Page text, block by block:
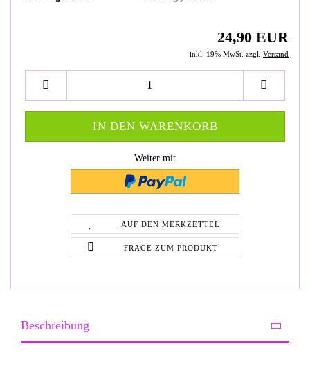
24,90 EUR
inkl. 19% MwSt. zzgl. Versand
Weiter mit
AUF DEN MERKZETTEL
FRAGE ZUM PRODUKT
Beschreibung